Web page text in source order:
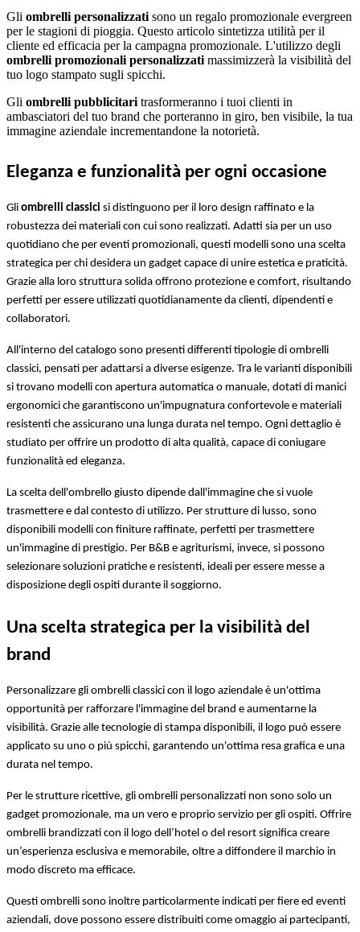
Gli ombrelli personalizzatisono un regalo promozionale evergreen
per le stagioni di pioggia. Questo articolo sintetizza utilità per il
cliente ed efficacia per la campagna promozionale. L'utilizzo degli
ombrelli promozionali personalizzatimassimizzerà la visibilità del
tuo logo stampato sugli spicchi.
Gli ombrelli pubblicitaritrasformeranno i tuoi clienti in
ambasciatori del tuo brand che porteranno in giro, ben visibile, la tua
immagine aziendale incrementandone la notorietà.
Eleganza e funzionalità per ogni occasione
Gli ombrelli classici si distinguono per il loro design raffinato e la
robustezza dei materiali con cui sono realizzati. Adatti sia per un uso
quotidiano che per eventi promozionali, questi modelli sono una scelta
strategica per chi desidera un gadget capace di unire estetica e praticità.
Grazie alla loro struttura solida offrono protezione e comfort, risultando
perfetti per essere utilizzati quotidianamente da clienti, dipendenti e
collaboratori.
All'interno del catalogo sono presenti differenti tipologie di ombrelli
classici, pensati per adattarsi a diverse esigenze. Tra le varianti disponibili
si trovano modelli con apertura automatica o manuale, dotati di manici
ergonomici che garantiscono un'impugnatura confortevole e materiali
resistenti che assicurano una lunga durata nel tempo. Ogni dettaglio è
studiato per offrire un prodotto di alta qualità, capace di coniugare
funzionalità ed eleganza.
La scelta dell'ombrello giusto dipende dall'immagine che si vuole
trasmettere e dal contesto di utilizzo. Per strutture di lusso, sono
disponibili modelli con finiture raffinate, perfetti per trasmettere
un'immagine di prestigio. Per B&B e agriturismi, invece, si possono
selezionare soluzioni pratiche e resistenti, ideali per essere messe a
disposizione degli ospiti durante il soggiorno.
Una scelta strategica per la visibilità del
brand
Personalizzare gli ombrelli classici con il logo aziendale è un'ottima
opportunità per rafforzare l'immagine del brand e aumentarne la
visibilità. Grazie alle tecnologie di stampa disponibili, il logo può essere
applicato su uno o più spicchi, garantendo un'ottima resa grafica e una
durata nel tempo.
Per le strutture ricettive, gli ombrelli personalizzati non sono solo un
gadget promozionale, ma un vero e proprio servizio per gli ospiti. Offrire
ombrelli brandizzati con il logo dell’hotel o del resort significa creare
un’esperienza esclusiva e memorabile, oltre a diffondere il marchio in
modo discreto ma efficace.
Questi ombrelli sono inoltre particolarmente indicati per fiere ed eventi
aziendali, dove possono essere distribuiti come omaggio ai partecipanti,